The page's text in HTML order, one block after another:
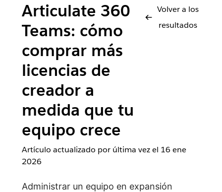
Articulate 360
Teams: cómo
comprar más
licencias de
creador a
medida que tu
equipo crece
Volver a los
resultados
Artículo actualizado por última vez el 16 ene
2026
Administrar un equipo en expansión